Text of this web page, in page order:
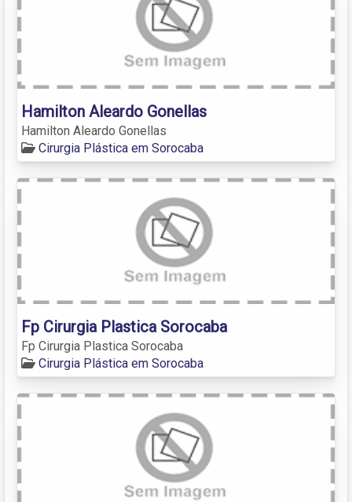
Hamilton Aleardo Gonellas
Hamilton Aleardo Gonellas
Cirurgia Plástica em Sorocaba
Fp Cirurgia Plastica Sorocaba
Fp Cirurgia Plastica Sorocaba
Cirurgia Plástica em Sorocaba